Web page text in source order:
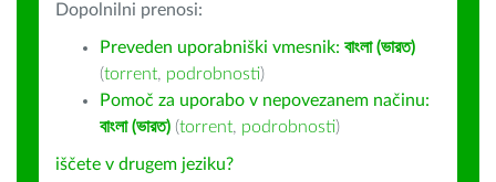
Dopolnilni prenosi:
Preveden uporabniški vmesnik: বাংলা (ভারত)
(torrent, podrobnosti)
Pomoč za uporabo v nepovezanem načinu:
বাংলা (ভারত) (torrent, podrobnosti)
iščete v drugem jeziku?